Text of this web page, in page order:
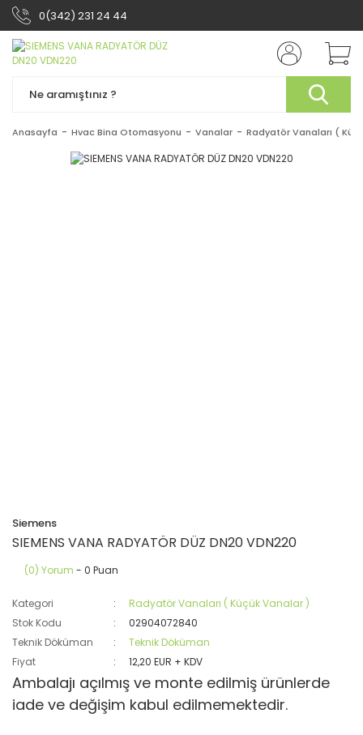
0(342) 231 24 44
Anasayfa Hvac Bina Otomasyonu Vanalar Radyatör Vanaları (
Siemens
SIEMENS VANA RADYATÖR DÜZ DN20 VDN220
(0) Yorum - 0 Puan
Kategori
Radyatör Vanaları ( Küçük Vanalar )
Stok Kodu
02904072840
Teknik Döküman
Teknik Döküman
Fiyat
12,20 EUR + KDV
Ambalajı açılmış ve monte edilmiş ürünlerde
iade ve değişim kabul edilmemektedir.